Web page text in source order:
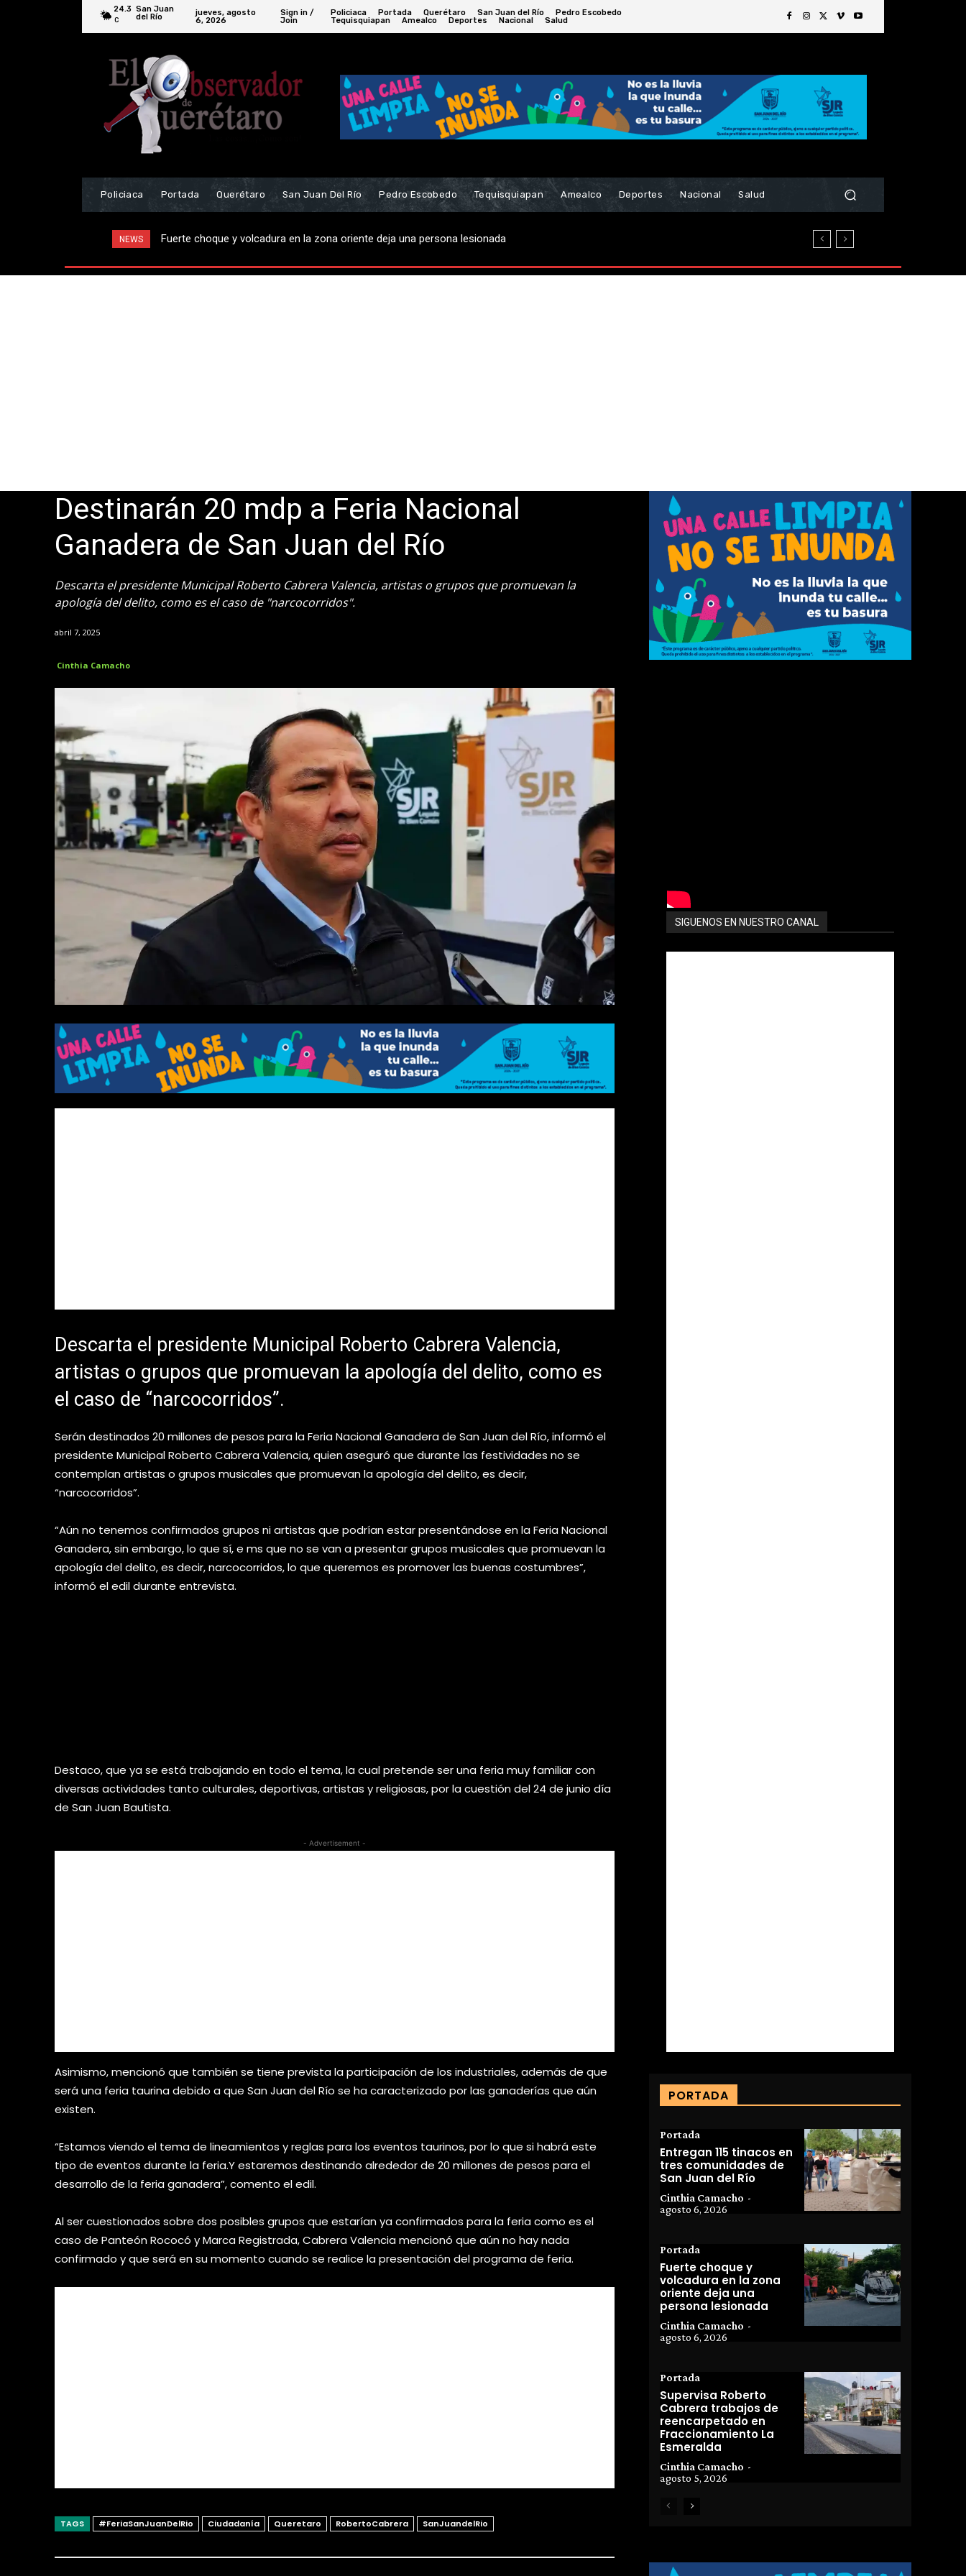
24.3
C
San Juan
del Río
jueves, agosto
6, 2026
Sign in /
Join
Policiaca Portada Querétaro San Juan del Río
Pedro Escobedo
Tequisquiapan
Amealco Deportes Nacional Salud
Policiaca Portada Querétaro San Juan Del Río Pedro Escobedo Tequisquiapan Amealco Deportes Nacional Salud
NEWS Fuerte choque y volcadura en la zona oriente deja una persona lesionada
Supervisa Roberto Cabrera trabajos de reencarpetado en Fraccionamiento La Esmeralda
Destinarán 20 mdp a Feria Nacional
Ganadera de San Juan del Río
Descarta el presidente Municipal Roberto Cabrera Valencia, artistas o grupos que promuevan la
apología del delito, como es el caso de "narcocorridos".
abril 7, 2025
Cinthia Camacho
Descarta el presidente Municipal Roberto Cabrera Valencia,
artistas o grupos que promuevan la apología del delito, como es
el caso de “narcocorridos”.
Serán destinados 20 millones de pesos para la Feria Nacional Ganadera de San Juan del Río, informó el
presidente Municipal Roberto Cabrera Valencia, quien aseguró que durante las festividades no se
contemplan artistas o grupos musicales que promuevan la apología del delito, es decir,
“narcocorridos”.
“Aún no tenemos confirmados grupos ni artistas que podrían estar presentándose en la Feria Nacional
Ganadera, sin embargo, lo que sí, e ms que no se van a presentar grupos musicales que promuevan la
apología del delito, es decir, narcocorridos, lo que queremos es promover las buenas costumbres”,
informó el edil durante entrevista.
Destaco, que ya se está trabajando en todo el tema, la cual pretende ser una feria muy familiar con
diversas actividades tanto culturales, deportivas, artistas y religiosas, por la cuestión del 24 de junio día
de San Juan Bautista.
- Advertisement -
Asimismo, mencionó que también se tiene prevista la participación de los industriales, además de que
será una feria taurina debido a que San Juan del Río se ha caracterizado por las ganaderías que aún
existen.
“Estamos viendo el tema de lineamientos y reglas para los eventos taurinos, por lo que si habrá este
tipo de eventos durante la feria.Y estaremos destinando alrededor de 20 millones de pesos para el
desarrollo de la feria ganadera”, comento el edil.
Al ser cuestionados sobre dos posibles grupos que estarían ya confirmados para la feria como es el
caso de Panteón Rococó y Marca Registrada, Cabrera Valencia mencionó que aún no hay nada
confirmado y que será en su momento cuando se realice la presentación del programa de feria.
TAGS #FeriaSanJuanDelRio Ciudadanía Queretaro RobertoCabrera SanJuandelRio
SIGUENOS EN NUESTRO CANAL
PORTADA
Portada
Entregan 115 tinacos en
tres comunidades de
San Juan del Río
Cinthia Camacho -
agosto 6, 2026
Portada
Fuerte choque y
volcadura en la zona
oriente deja una
persona lesionada
Cinthia Camacho -
agosto 6, 2026
Portada
Supervisa Roberto
Cabrera trabajos de
reencarpetado en
Fraccionamiento La
Esmeralda
Cinthia Camacho -
agosto 5, 2026